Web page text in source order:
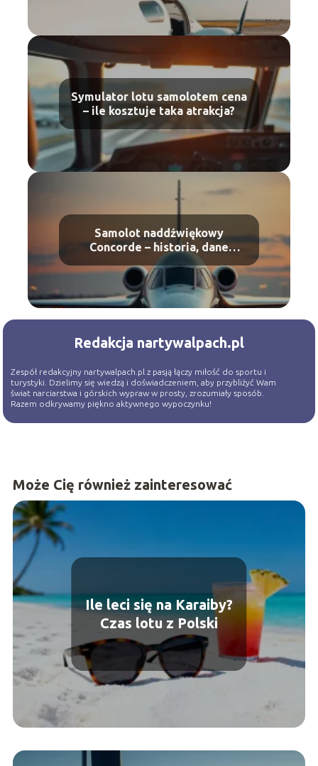
Symulator lotu samolotem cena
– ile kosztuje taka atrakcja?
Samolot naddźwiękowy
Concorde – historia, dane
techniczne, ciekawostki
Redakcja nartywalpach.pl
Zespół redakcyjny nartywalpach.pl z pasją łączy miłość do sportu i
turystyki. Dzielimy się wiedzą i doświadczeniem, aby przybliżyć Wam
świat narciarstwa i górskich wypraw w prosty, zrozumiały sposób.
Razem odkrywamy piękno aktywnego wypoczynku!
Może Cię również zainteresować
Ile leci się na Karaiby?
Czas lotu z Polski